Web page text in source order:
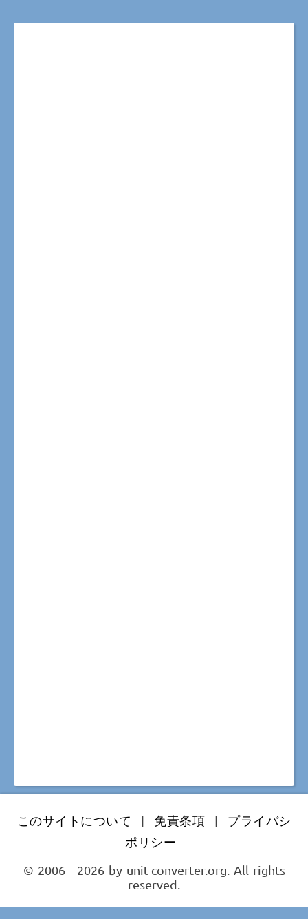
このサイトについて | 免責条項 |
プライバシ
ポリシー
© 2006 - 2026 by unit-converter.org. All rights
reserved.